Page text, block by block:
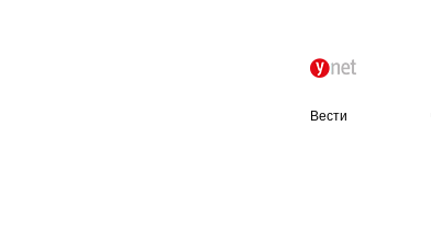
Вести